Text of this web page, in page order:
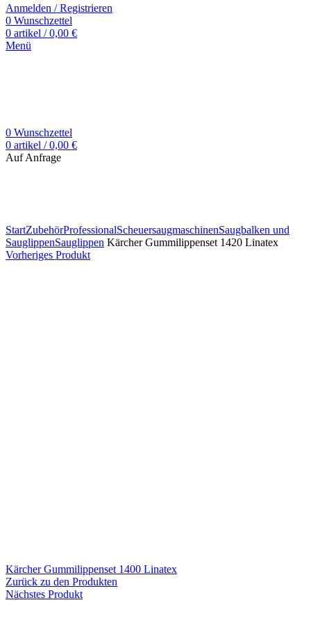
Anmelden / Registrieren
0 Wunschzettel
0 artikel / 0,00 €
Menü
0 Wunschzettel
0 artikel / 0,00 €
Auf Anfrage
StartZubehörProfessionalScheuersaugmaschinenSaugbalken und
SauglippenSauglippen Kärcher Gummilippenset 1420 Linatex
Vorheriges Produkt
Kärcher Gummilippenset 1400 Linatex
Zurück zu den Produkten
Nächstes Produkt